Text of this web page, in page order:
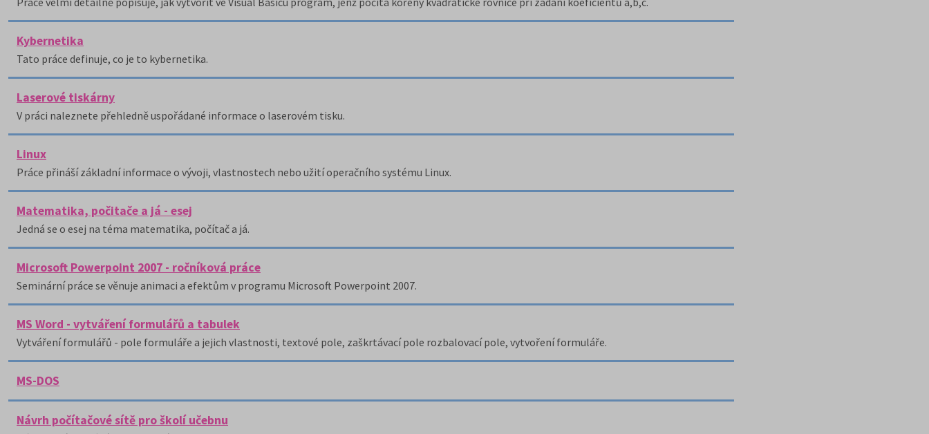
Kybernetika
Tato práce definuje, co je to kybernetika.
Laserové tiskárny
V práci naleznete přehledně uspořádané informace o laserovém tisku.
Linux
Práce přináší základní informace o vývoji, vlastnostech nebo užití operačního systému Linux.
Matematika, počitače a já - esej
Jedná se o esej na téma matematika, počítač a já.
Microsoft Powerpoint 2007 - ročníková práce
Seminární práce se věnuje animaci a efektům v programu Microsoft Powerpoint 2007.
MS Word - vytváření formulářů a tabulek
Vytváření formulářů - pole formuláře a jejich vlastnosti, textové pole, zaškrtávací pole rozbalovací pole, vytvoření formuláře.
MS-DOS
Návrh počítačové sítě pro školí učebnu